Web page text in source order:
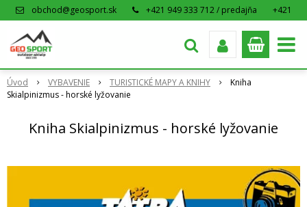
obchod@geosport.sk +421 949 333 712 / predajňa
+421
Úvod VYBAVENIE TURISTICKÉ MAPY A KNIHY
Kniha
Skialpinizmus - horské lyžovanie
Kniha Skialpinizmus - horské lyžovanie